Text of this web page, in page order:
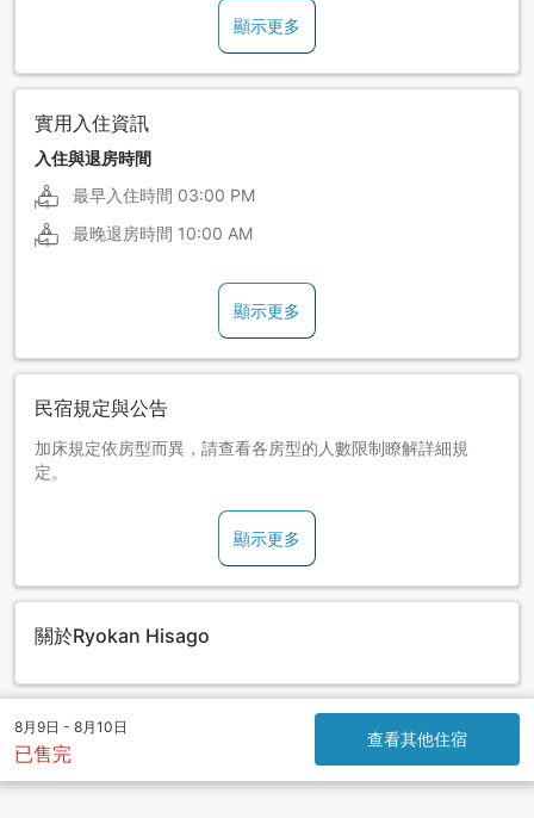
顯示更多
實用入住資訊
入住與退房時間
最早入住時間 03:00 PM
最晚退房時間 10:00 AM
顯示更多
民宿規定與公告
加床規定依房型而異，請查看各房型的人數限制瞭解詳細規
定。
顯示更多
關於Ryokan Hisago
8月9日 - 8月10日
已售完
查看其他住宿